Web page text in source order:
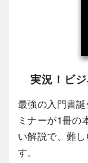
実況！ビ
最強の入門書
ミナーが1冊の
い解説で、難
す。